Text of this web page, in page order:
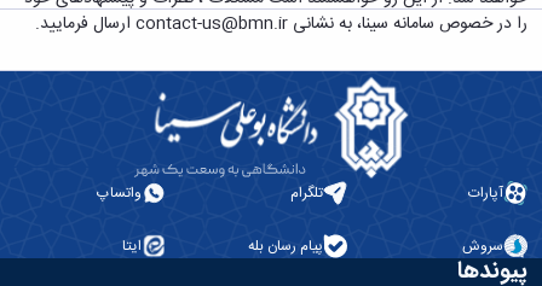
نهاد
نمایندگی
دانشگاه
را در خصوص سامانه سینا، به نشانی contact-us@bmn.ir ارسال فرمایید.
آپارات تلگرام واتساپ
سروش پیام رسان بله ایتا
پیوندها